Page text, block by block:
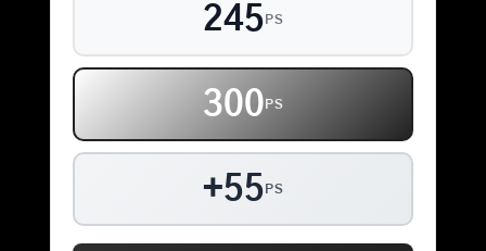
245 PS
300 PS
+55 PS